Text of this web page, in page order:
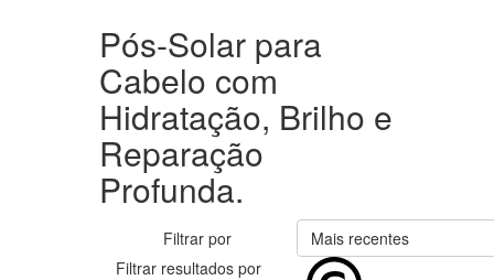
Pós-Solar para
Cabelo com
Hidratação, Brilho e
Reparação
Profunda.
Filtrar por
Mais recentes
Filtrar resultados por